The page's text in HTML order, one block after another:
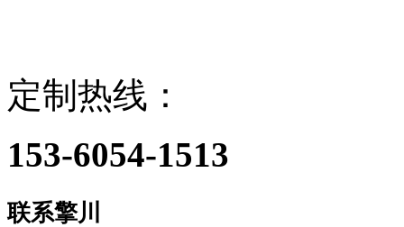
定制热线：
153-6054-1513
联系擎川